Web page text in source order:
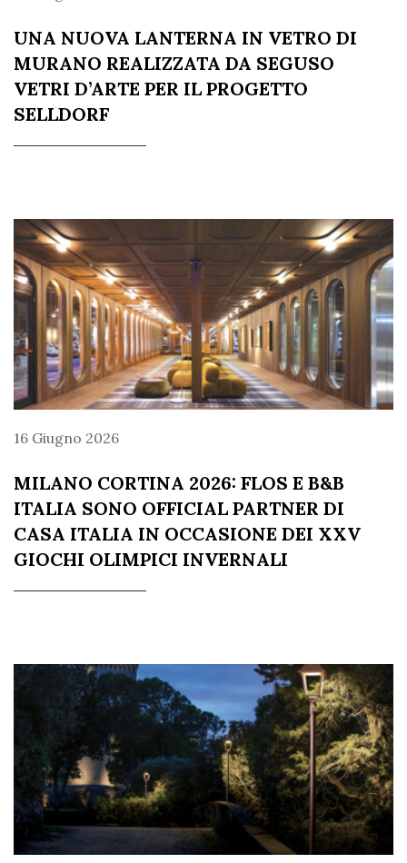
UNA NUOVA LANTERNA IN VETRO DI
MURANO REALIZZATA DA SEGUSO
VETRI D’ARTE PER IL PROGETTO
SELLDORF
16 Giugno 2026
MILANO CORTINA 2026: FLOS E B&B
ITALIA SONO OFFICIAL PARTNER DI
CASA ITALIA IN OCCASIONE DEI XXV
GIOCHI OLIMPICI INVERNALI